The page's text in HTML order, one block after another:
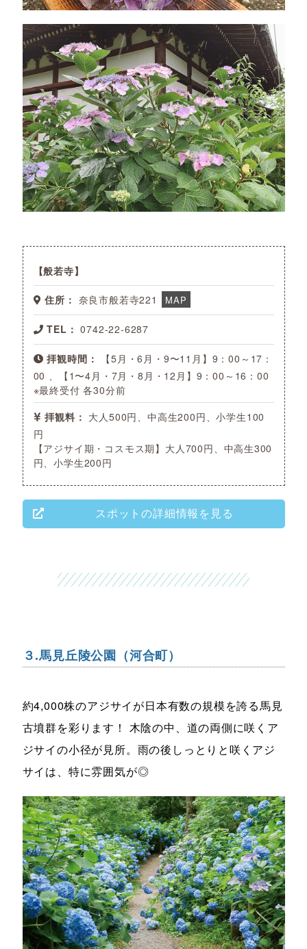
般若寺
住所： 奈良市般若寺221 MAP
TEL： 0742-22-6287
拝観時間：
【5月・6月・9〜11月】9：00～17：
00 、【1〜4月・7月・8月・12月】9：00～16：00
※最終受付 各30分前
拝観料： 大人500円、中高生200円、小学生100
円
【アジサイ期・コスモス期】大人700円、中高生300
円、小学生200円
スポットの詳細情報を見る
３.馬見丘陵公園（河合町）
約4,000株のアジサイが日本有数の規模を誇る馬見
古墳群を彩ります！ 木陰の中、道の両側に咲くア
ジサイの小径が見所。雨の後しっとりと咲くアジ
サイは、特に雰囲気が◎